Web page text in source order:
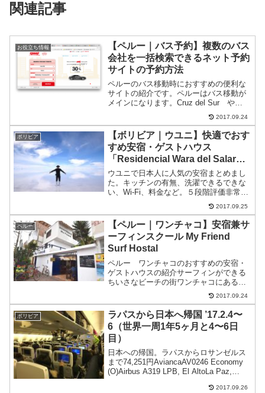
関連記事
お役立ち情報
【ペルー｜バス予約】複数のバス
会社を一括検索できるネット予約
サイトの予約方法
ペルーのバス移動時におすすめの便利な
サイトの紹介です。ペルーはバス移動が
メインになります。Cruz del Sur や
Civa など有名なバス会社のHPから直接
予約や、バス会社のカウンターに行って
買うこともできますが、これから紹介す
るサイト...
2017.09.24
ボリビア
【ボリビア｜ウユニ】快適でおす
すめ安宿・ゲストハウス
「Residencial Wara del Salar
ワラデルサラル」他3軒
ウユニで日本人に人気の安宿まとめまし
た。キッチンの有無、洗濯できるできな
い、Wi-Fi、料金など。５段階評価非常に
良い★★★★★良い★★★★☆普通
★★★☆☆悪い★★☆☆☆非常に悪い
★☆☆☆☆洗濯出来てキッチン付き
Residencial Wa...
2017.09.25
ペルー
【ペルー｜ワンチャコ】安宿兼サ
ーフィンスクール My Friend
Surf Hostal
ペルー ワンチャコのおすすめの安宿・
ゲストハウスの紹介サーフィンができる
ちいさなビーチの街ワンチャコにある安
くてサーフィンレッスン受ける宿。５段
階評価非常に良い★★★★★良い
★★★★☆普通★★★☆☆悪い
★★☆☆☆非常に悪い★☆☆☆☆My F...
2017.09.24
ボリビア
ラパスから日本へ帰国 ’17.2.4〜
6（世界一周1年5ヶ月と4〜6日
目）
日本への帰国。ラパスからロサンゼルス
まで74,251円AviancaAV0246 Economy
(O)Airbus A319 LPB, El AltoLa Paz,
2017.09.26